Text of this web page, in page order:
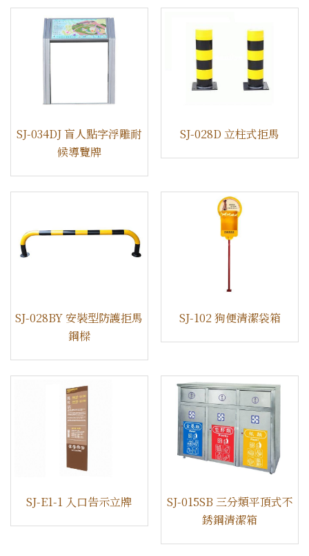
SJ-034DJ 盲人點字浮雕耐
候導覽牌
SJ-028D 立柱式拒馬
SJ-028BY 安裝型防護拒馬
鋼樑
SJ-102 狗便清潔袋箱
SJ-E1-1 入口告示立牌
​SJ-015SB 三分類平頂式不
銹鋼清潔箱